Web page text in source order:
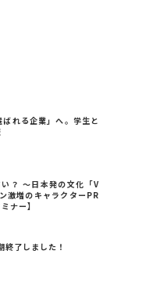
ばれる企業」へ。学生と
？ ～日本発の文化「V
激増のキャラクターPR
ナー】
了しました！